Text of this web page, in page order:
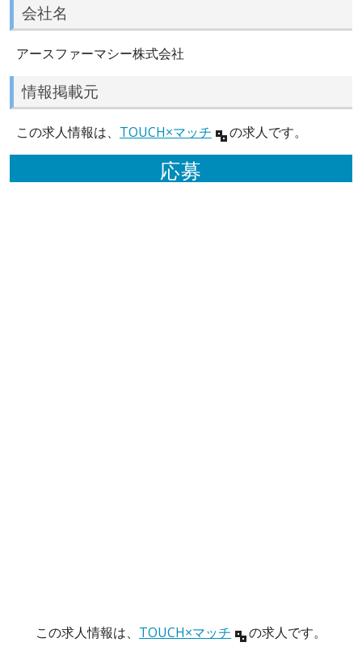
会社名
アースファーマシー株式会社
情報掲載元
この求人情報は、 TOUCH×マッチ の求人です。
応募
この求人情報は、 TOUCH×マッチ の求人です。